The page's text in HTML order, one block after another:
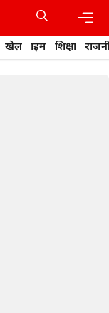
खेल क्राइम शिक्षा